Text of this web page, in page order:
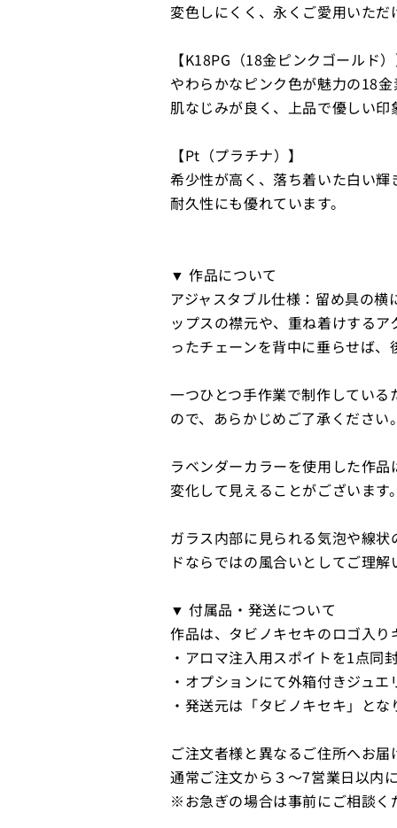
変色しにくく、永くご愛用いただ
【K18PG（18金ピンクゴールド
やわらかなピンク色が魅力の18
肌なじみが良く、上品で優しい印
【Pt（プラチナ）】
希少性が高く、落ち着いた白い
耐久性にも優れています。
▼ 作品について
アジャスタブル仕様：留め具の
ップスの襟元や、重ね着けする
ったチェーンを背中に垂らせば
一つひとつ手作業で制作してい
ので、あらかじめご了承ください
ラベンダーカラーを使用した作
変化して見えることがございま
ガラス内部に見られる気泡や線
ドならではの風合いとしてご理
▼ 付属品・発送について
作品は、タビノキセキのロゴ入
・アロマ注入用スポイトを1点同
・オプションにて外箱付きジュ
・発送元は「タビノキセキ」とな
ご注文者様と異なるご住所へお
通常ご注文から３〜7営業日以内
※お急ぎの場合は事前にご相談く